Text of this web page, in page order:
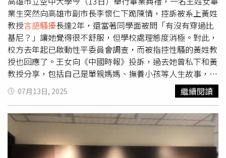
所出來時對方竟在廁所門外「站崗」等候。女學生雖多次向
班級導師反映，但遭到導師輕忽認為「那有什麼」，以至於
男同學不但未改善言行，甚至變本加厲，最終女學生被逼到
走投無路，才上網查詢毒物資料，決心要「讓他受到教
訓」。當時，女同學在夾竹桃、黃金葛、姑婆芋等3種毒物
中，因黃金葛容易取得而選擇採用，並在2023年4月時，將
「黃金葛汁」以滴管加進男同學水壺內，見效果不佳，5月4
日再度下毒，結果被其他人發現後舉發。根據2023年報
導，女孩事前、事後討論的紙條中，包含「黃金葛只會口腔
刺痛、胃痛而已」、「我和我的朋友們討論過，最後決定不
再傷害你，也請你不要再靠近我，我再聲明一次，我並不喜
歡你！我和我的朋友還是會做好應有的防備。」等內容，也
業生突然向高雄市副市長李懷仁下跪陳情，控訴被系上黃姓
教授言語騷擾長達2年，還當著同學面被問「有沒有穿過比
基尼？」讓她覺得很不舒服，但學校處理態度消極。對此，
校方去年起已啟動性平委員會調查，而被指控性騷的黃姓教
授也回應了。王女向《中國時報》投訴，過去她曾私下和黃
教授分享，包括自己是單親媽媽、撫養小孩等人生故事，黃
教授卻未經過她同意，在課堂上要她自我介紹，還說「她就
是單親媽媽」，甚至在她懷有第3胎時，當同學面問她「孩
子的爸爸是誰？」令她感到被騷擾。校方去年12月接獲通報
後，已經啟動調查，但期間經歷王女待產、懷孕，因此全案
調查時程拉長，今年3月至今已召開4次會議，過程中有發現
新事證，所以尚未有完整結果，強調調查進度沒有拖延，一
07月13日, 2025 繼續閱讀